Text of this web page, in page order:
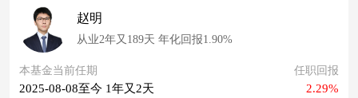
赵明
从业2年又189天 年化回报1.90%
本基金当前任期
2025-08-08至今 1年又2天
任职回报
2.29%